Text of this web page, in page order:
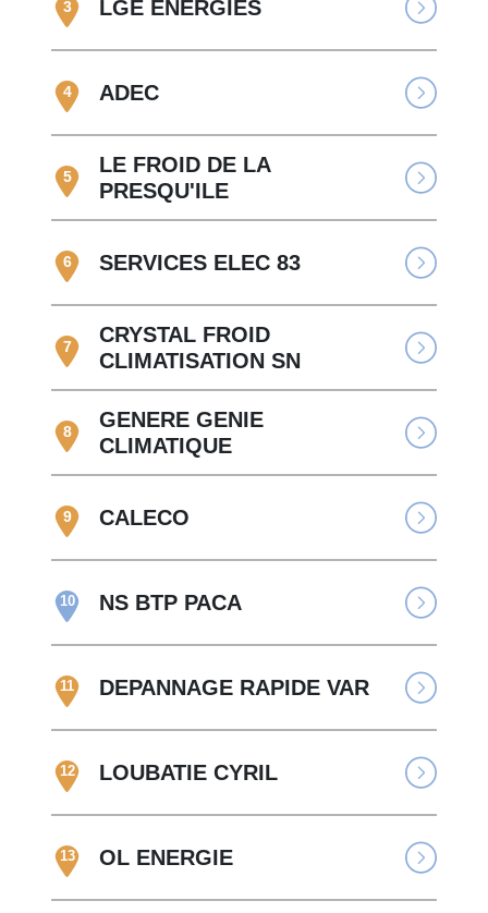
3 LGE ENERGIES
4 ADEC
5
LE FROID DE LA
PRESQU'ILE
6 SERVICES ELEC 83
7
CRYSTAL FROID
CLIMATISATION SN
8
GENERE GENIE
CLIMATIQUE
9 CALECO
10 NS BTP PACA
11 DEPANNAGE RAPIDE VAR
12 LOUBATIE CYRIL
13 OL ENERGIE